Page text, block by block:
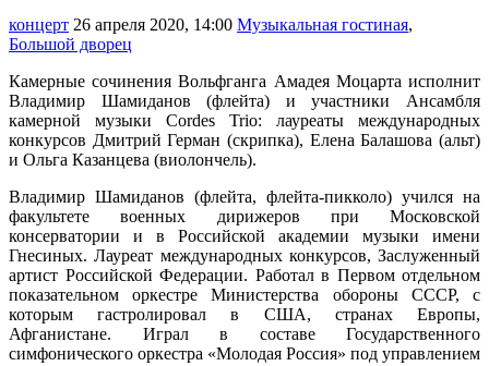
концерт 26 апреля 2020, 14:00 Музыкальная гостиная,
Большой дворец
Камерные сочинения Вольфганга Амадея Моцарта исполнит
Владимир Шамиданов (флейта) и участники Ансамбля
камерной музыки Cordes Trio: лауреаты международных
конкурсов Дмитрий Герман (скрипка), Елена Балашова (альт)
и Ольга Казанцева (виолончель).
Владимир Шамиданов (флейта, флейта-пикколо) учился на
факультете военных дирижеров при Московской
консерватории и в Российской академии музыки имени
Гнесиных. Лауреат международных конкурсов, Заслуженный
артист Российской Федерации. Работал в Первом отдельном
показательном оркестре Министерства обороны СССР, с
которым гастролировал в США, странах Европы,
Афганистане. Играл в составе Государственного
симфонического оркестра «Молодая Россия» под управлением